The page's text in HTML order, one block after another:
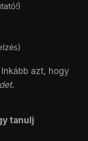
azt, hogy
.
tanulj